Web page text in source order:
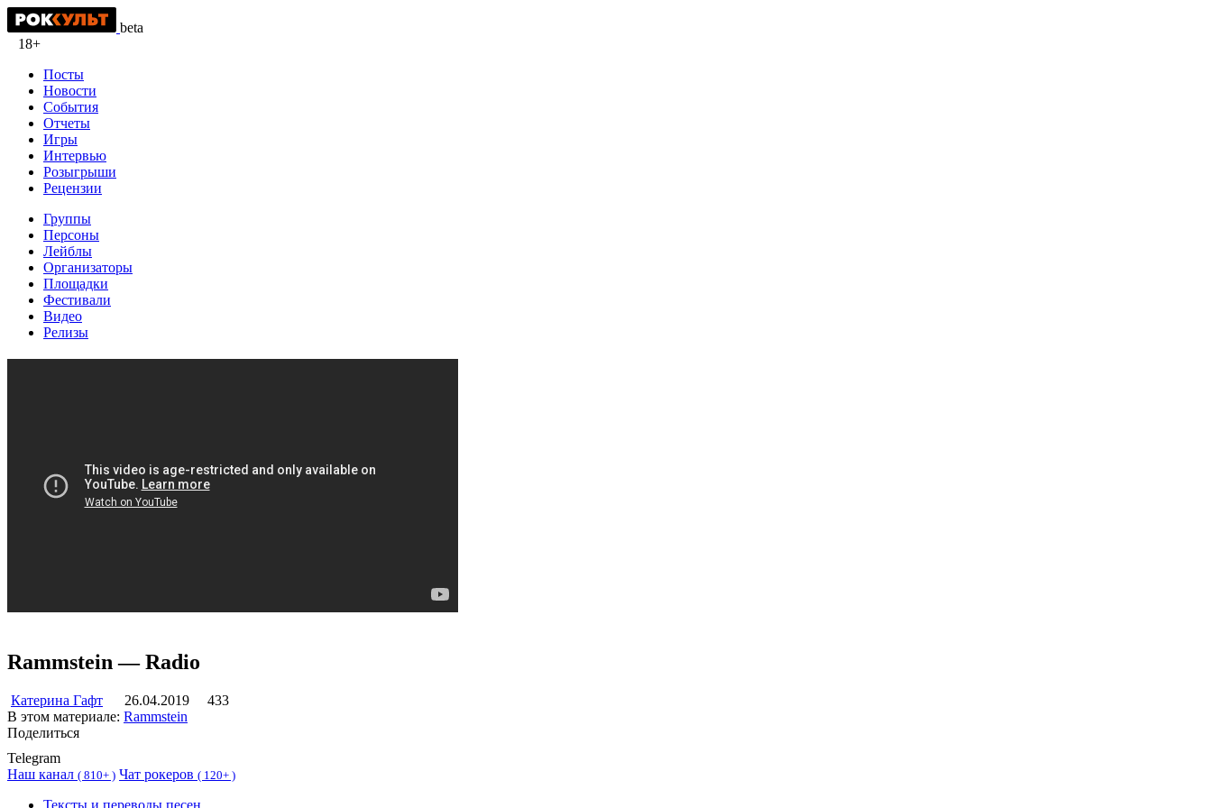
beta
18+
Посты
Новости
События
Отчеты
Игры
Интервью
Розыгрыши
Рецензии
Группы
Персоны
Лейблы
Организаторы
Площадки
Фестивали
Видео
Релизы
Rammstein — Radio
Катерина Гафт 26.04.2019
433
В этом материале: Rammstein
Поделиться
Telegram
Наш канал ( 810+ ) Чат рокеров ( 120+ )
Тексты и переводы песен